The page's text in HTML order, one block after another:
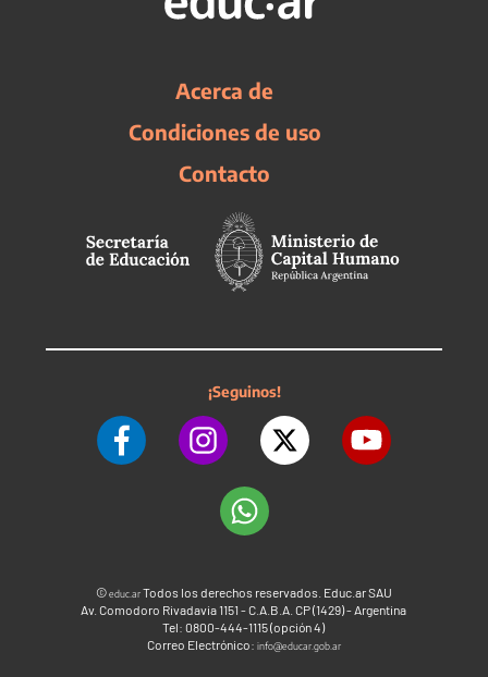
Acerca de
Condiciones de uso
Contacto
¡Seguinos!
©educ.arTodos los derechos reservados. Educ.ar SAU
Av. Comodoro Rivadavia 1151 - C.A.B.A. CP (1429) - Argentina
Tel: 0800-444-1115 (opción 4)
Correo Electrónico: info@educar.gob.ar